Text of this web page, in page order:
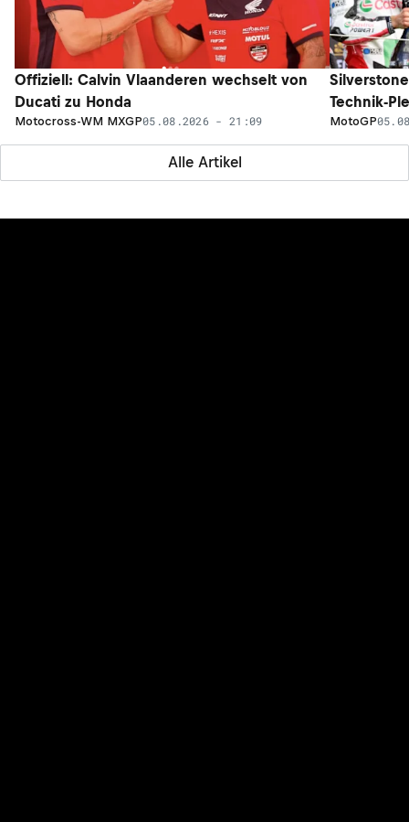
Alle Artikel
Offiziell: Calvin Vlaanderen wechselt von
Ducati zu Honda
Motocross-WM MXGP05.08.2026 - 21:09
Technik-
MotoGP